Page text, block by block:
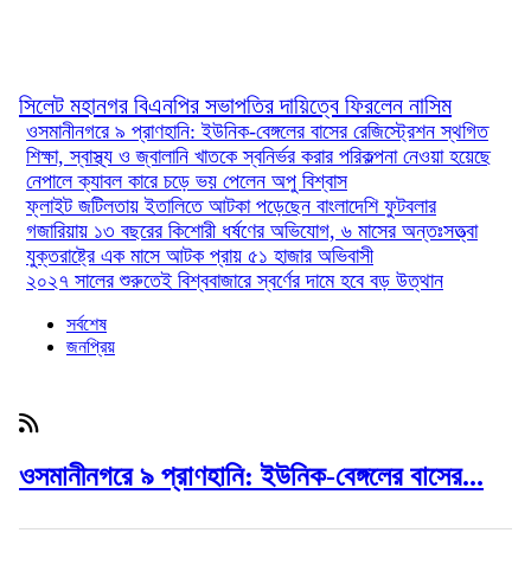
সিলেট মহানগর বিএনপির সভাপতির দায়িত্বে ফিরলেন নাসিম
ওসমানীনগরে ৯ প্রাণহানি: ইউনিক-বেঙ্গলের বাসের রেজিস্ট্রেশন স্থগিত
শিক্ষা, স্বাস্থ্য ও জ্বালানি খাতকে স্বনির্ভর করার পরিকল্পনা নেওয়া হয়েছে
নেপালে ক্যাবল কারে চড়ে ভয় পেলেন অপু বিশ্বাস
ফ্লাইট জটিলতায় ইতালিতে আটকা পড়েছেন বাংলাদেশি ফুটবলার
গজারিয়ায় ১৩ বছরের কিশোরী ধর্ষণের অভিযোগ, ৬ মাসের অন্তঃসত্ত্বা
যুক্তরাষ্ট্রে এক মাসে আটক প্রায় ৫১ হাজার অভিবাসী
২০২৭ সালের শুরুতেই বিশ্ববাজারে স্বর্ণের দামে হবে বড় উত্থান
সর্বশেষ
জনপ্রিয়
ওসমানীনগরে ৯ প্রাণহানি: ইউনিক-বেঙ্গলের বাসের...